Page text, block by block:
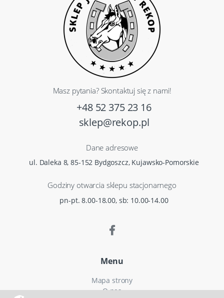
Masz pytania? Skontaktuj się z nami!
+48 52 375 23 16
sklep@rekop.pl
Dane adresowe
ul. Daleka 8, 85-152 Bydgoszcz, Kujawsko-Pomorskie
Godziny otwarcia sklepu stacjonarnego
pn-pt. 8.00-18.00, sb: 10.00-14.00
Menu
Mapa strony
O nas